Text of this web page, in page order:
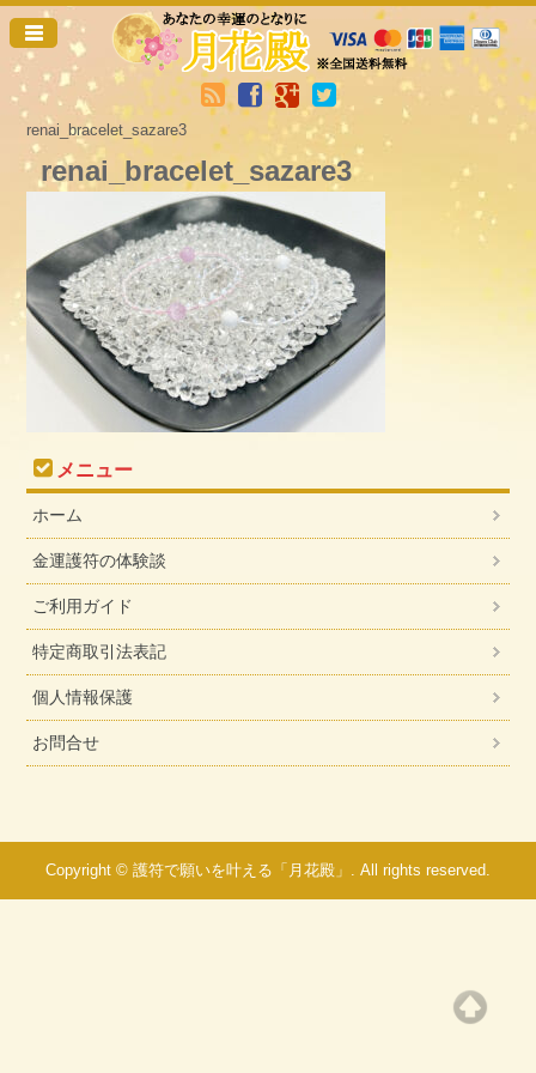
renai_bracelet_sazare3
renai_bracelet_sazare3
メニュー
ホーム
金運護符の体験談
ご利用ガイド
特定商取引法表記
個人情報保護
お問合せ
Copyright © 護符で願いを叶える「月花殿」. All rights reserved.